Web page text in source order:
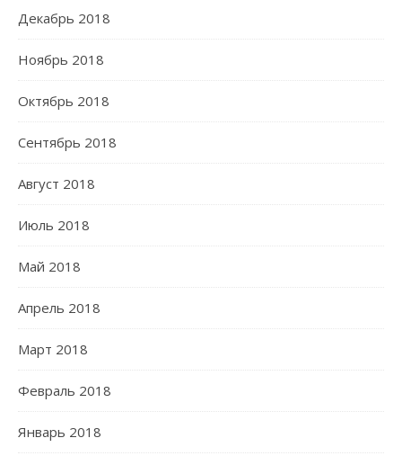
Декабрь 2018
Ноябрь 2018
Октябрь 2018
Сентябрь 2018
Август 2018
Июль 2018
Май 2018
Апрель 2018
Март 2018
Февраль 2018
Январь 2018